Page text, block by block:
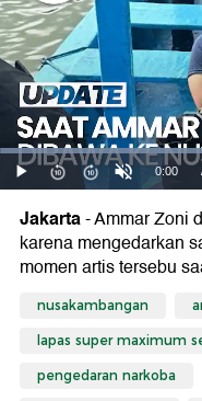
Jakarta- Ammar Zoni
karena mengedarkan
momen artis tersebu
nusakambangan
lapas super maximum
pengedaran narkoba